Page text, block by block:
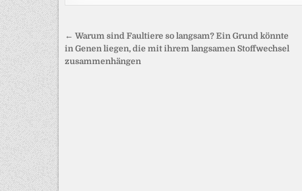
Beitragsnavigation
← Warum sind Faultiere so langsam? Ein Grund könnte
in Genen liegen, die mit ihrem langsamen Stoffwechsel
zusammenhängen